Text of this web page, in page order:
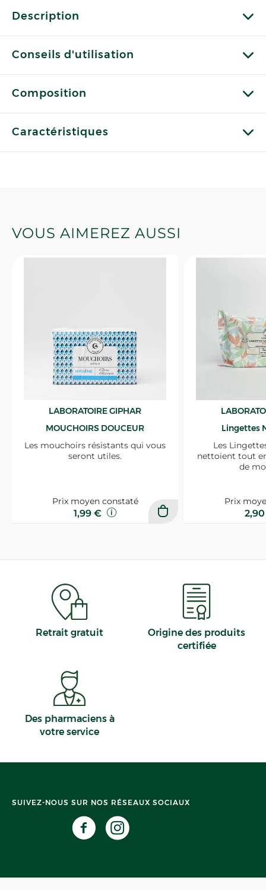
Description
Conseils d'utilisation
Composition
Caractéristiques
VOUS AIMEREZ AUSSI
LABORATOIRE GIPHAR
MOUCHOIRS DOUCEUR
Les mouchoirs résistants qui vous
seront utiles.
Prix moyen constaté
1,99 €
Lingettes
Les
nettoient tout
de
Prix
Retrait gratuit
Origine des produits
certifiée
Des pharmaciens à
votre service
SUIVEZ-NOUS SUR NOS RÉSEAUX SOCIAUX